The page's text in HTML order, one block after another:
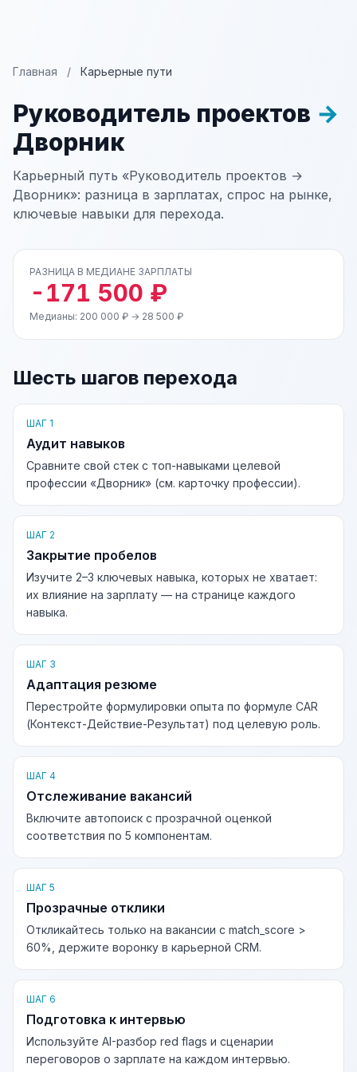
Главная / Карьерные пути
Руководитель проектов →
Дворник
Карьерный путь «Руководитель проектов →
Дворник»: разница в зарплатах, спрос на рынке,
ключевые навыки для перехода.
РАЗНИЦА В МЕДИАНЕ ЗАРПЛАТЫ
-171 500 ₽
Медианы: 200 000 ₽ → 28 500 ₽
Шесть шагов перехода
ШАГ 1
Аудит навыков
Сравните свой стек с топ-навыками целевой
профессии «Дворник» (см. карточку профессии).
ШАГ 2
Закрытие пробелов
Изучите 2–3 ключевых навыка, которых не хватает:
их влияние на зарплату — на странице каждого
навыка.
ШАГ 3
Адаптация резюме
Перестройте формулировки опыта по формуле CAR
(Контекст-Действие-Результат) под целевую роль.
ШАГ 4
Отслеживание вакансий
Включите автопоиск с прозрачной оценкой
соответствия по 5 компонентам.
ШАГ 5
Прозрачные отклики
Откликайтесь только на вакансии с match_score >
60%, держите воронку в карьерной CRM.
ШАГ 6
Подготовка к интервью
Используйте AI-разбор red flags и сценарии
переговоров о зарплате на каждом интервью.